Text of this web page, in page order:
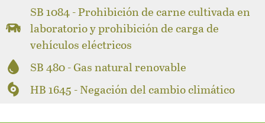
SB 1084 - Prohibición de carne cultivada en
laboratorio y prohibición de carga de
vehículos eléctricos
SB 480 - Gas natural renovable
HB 1645 - Negación del cambio climático